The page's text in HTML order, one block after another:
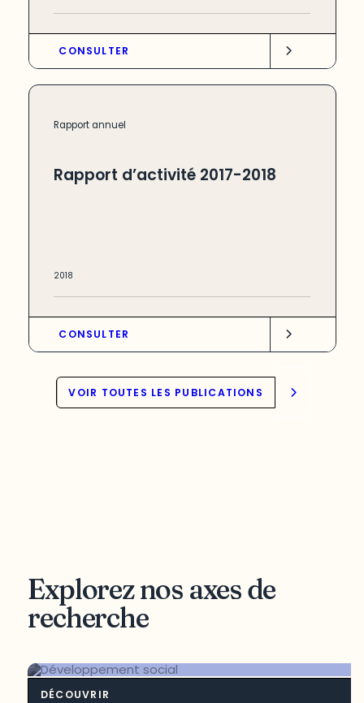
CONSULTER
Rapport annuel
Rapport d’activité 2017-2018
2018
CONSULTER
VOIR TOUTES LES PUBLICATIONS
Explorez nos axes de
recherche
DÉCOUVRIR